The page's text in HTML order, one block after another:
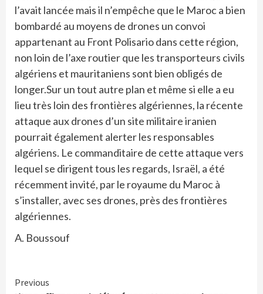
l’avait lancée mais il n’empêche que le Maroc a bien
bombardé au moyens de drones un convoi
appartenant au Front Polisario dans cette région,
non loin de l’axe routier que les transporteurs civils
algériens et mauritaniens sont bien obligés de
longer.Sur un tout autre plan et même si elle a eu
lieu très loin des frontières algériennes, la récente
attaque aux drones d’un site militaire iranien
pourrait également alerter les responsables
algériens. Le commanditaire de cette attaque vers
lequel se dirigent tous les regards, Israël, a été
récemment invité, par le royaume du Maroc à
s’installer, avec ses drones, près des frontières
algériennes.
A. Boussouf
Continue
Previous